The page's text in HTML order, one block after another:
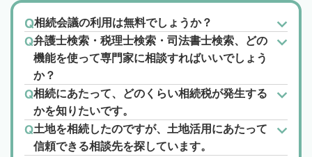
相続会議の利用は無料でしょうか？
弁護士検索・税理士検索・司法書士検索、どの
機能を使って専門家に相談すればいいでしょう
か？
相続にあたって、どのくらい相続税が発生する
かを知りたいです。
土地を相続したのですが、土地活用にあたって
信頼できる相談先を探しています。